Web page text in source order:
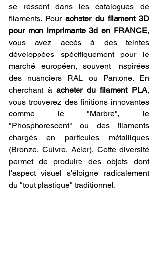
se ressent dans les catalogues de
filaments. Pour acheter du filament 3D
pour mon imprimante 3d en FRANCE,
vous avez accès à des teintes
développées spécifiquement pour le
marché européen, souvent inspirées
des nuanciers RAL ou Pantone. En
cherchant à acheter du filament PLA,
vous trouverez des finitions innovantes
comme le "Marbre", le
"Phosphorescent" ou des filaments
chargés en particules métalliques
(Bronze, Cuivre, Acier). Cette diversité
permet de produire des objets dont
l'aspect visuel s'éloigne radicalement
du "tout plastique" traditionnel.